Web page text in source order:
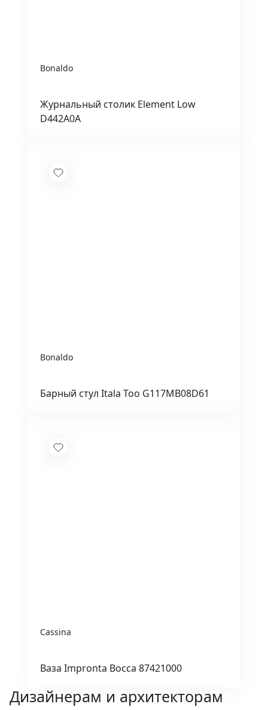
Bonaldo
Журнальный столик Element Low
D442A0A
Bonaldo
Барный стул Itala Too G117MB08D61
Cassina
Ваза Impronta Bocca 87421000
Дизайнерам и архитекторам